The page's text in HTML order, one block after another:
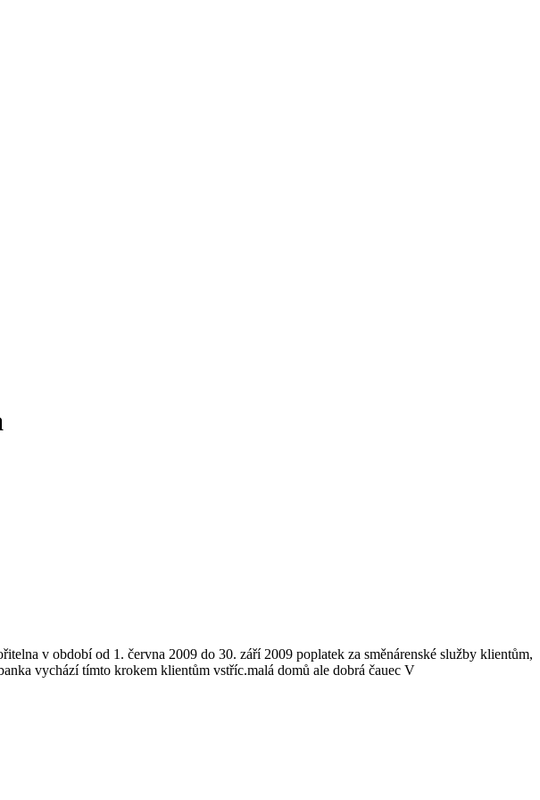
v období od 1. června 2009 do 30. září 2009 poplatek za směnárenské služby klientům,
vychází tímto krokem klientům vstříc.malá domů ale dobrá čauec V